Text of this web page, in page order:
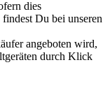
dies
Du bei unseren
angeboten wird,
durch Klick